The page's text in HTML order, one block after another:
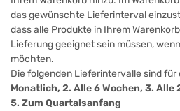
das gewünschte Lieferinterval
dass alle Produkte in Ihrem
Lieferung geeignet sein müssen,
möchten.
Die folgenden Lieferintervalle sind
Monatlich, 2. Alle 6 Wochen, 3. Alle
5. Zum Quartalsanfang